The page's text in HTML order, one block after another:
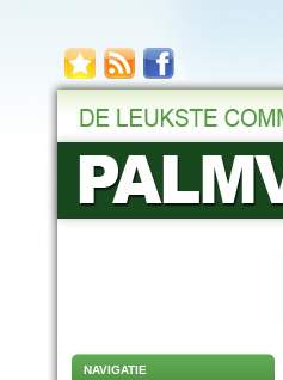
NAVIGATIE